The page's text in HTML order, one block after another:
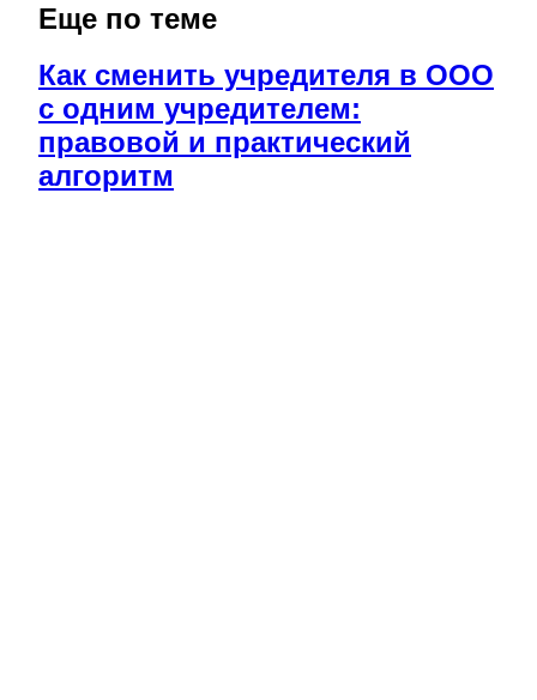
Еще по теме
Как сменить учредителя в ООО
с одним учредителем:
правовой и практический
алгоритм